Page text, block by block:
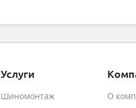
Услуги
Шиномонтаж
О